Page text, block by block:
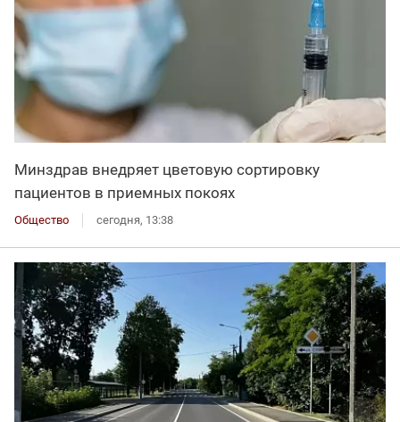
Минздрав внедряет цветовую сортировку
пациентов в приемных покоях
Общество сегодня, 13:38